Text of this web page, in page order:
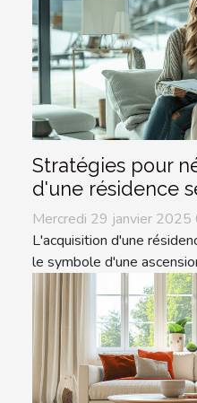
Stratégies pour
d'une résidence
Mercredi 29 janvier 2025
L'acquisition d'une
le symbole d'une